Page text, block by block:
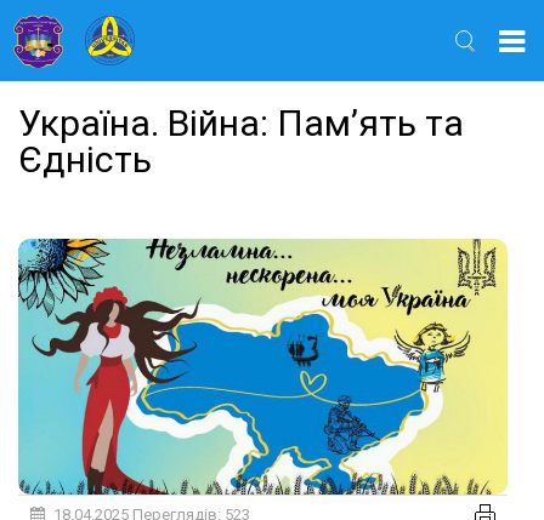
Україна. Війна: Пам’ять та
Єдність
18.04.2025 Переглядів: 523